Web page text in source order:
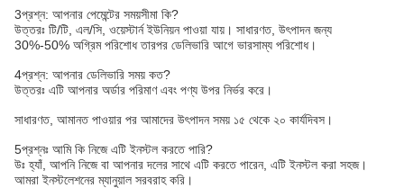
3প্রশ্ন: আপনার পেমেন্টের সময়সীমা কি?
উত্তরঃ টি/টি, এল/সি, ওয়েস্টার্ন ইউনিয়ন পাওয়া যায়। সাধারণত, উৎপাদন জন্য
30%-50% অগ্রিম পরিশোধ তারপর ডেলিভারি আগে ভারসাম্য পরিশোধ।
4প্রশ্ন: আপনার ডেলিভারি সময় কত?
উত্তরঃ এটি আপনার অর্ডার পরিমাণ এবং পণ্য উপর নির্ভর করে।
সাধারণত, আমানত পাওয়ার পর আমাদের উৎপাদন সময় ১৫ থেকে ২০ কার্যদিবস।
5প্রশ্নঃ আমি কি নিজে এটি ইনস্টল করতে পারি?
উঃ হ্যাঁ, আপনি নিজে বা আপনার দলের সাথে এটি করতে পারেন, এটি ইনস্টল করা সহজ।
আমরা ইনস্টলেশনের ম্যানুয়াল সরবরাহ করি।